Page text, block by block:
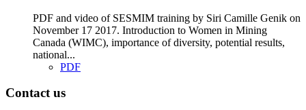
PDF and video of SESMIM training by Siri Camille Genik on
November 17 2017. Introduction to Women in Mining
Canada (WIMC), importance of diversity, potential results,
national...
PDF
Contact us